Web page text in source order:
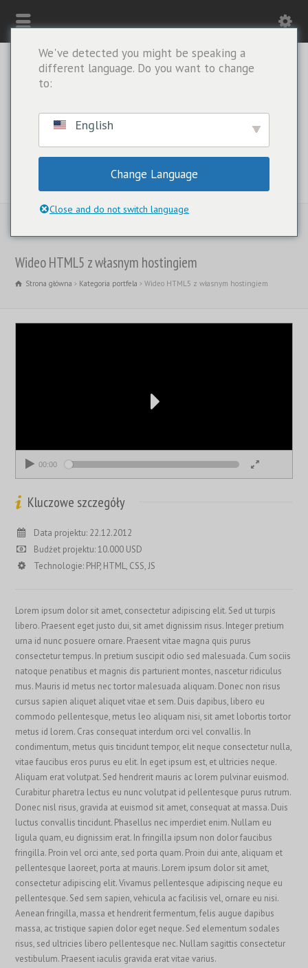
TYLKO WHATSAPP: +1(443) 212-8730
Wideo HTML5 z własnym hostingiem
Strona główna Kategoria portfela Wideo HTML5 z własnym hostingiem
00:00
Kluczowe szczegóły
Data projektu: 22.12.2012
Budżet projektu: 10.000 USD
Technologie: PHP, HTML, CSS, JS
Lorem ipsum dolor sit amet, consectetur adipiscing elit. Sed ut turpis
libero. Praesent eget justo dui, sit amet dignissim risus. Integer pretium
urna id nunc posuere ornare. Praesent vitae magna quis purus
consectetur tempus. In pretium suscipit odio sed malesuada. Cum sociis
natoque penatibus et magnis dis parturient montes, nascetur ridiculus
mus. Mauris id metus nec tortor malesuada aliquam. Donec non risus
cursus sapien aliquet aliquet vitae et sem. Duis dapibus, libero eu
commodo pellentesque, metus leo aliquam nisi, sit amet lobortis tortor
metus id lorem. Cras consequat interdum orci vel convallis. In
condimentum, metus quis tincidunt tempor, elit neque consectetur nulla,
vitae faucibus eros purus eu elit. In eget ipsum est, et ultricies neque.
Aliquam erat volutpat. Sed hendrerit mauris ac lorem pulvinar euismod.
Curabitur pharetra lectus eu nunc volutpat id pellentesque purus rutrum.
Donec nisl risus, gravida at euismod sit amet, consequat at massa. Duis
luctus convallis tincidunt. Phasellus nec imperdiet enim. Nullam eu
ligula quam, eu dignissim erat. In fringilla ipsum non dolor faucibus
fringilla. Proin vel orci ante, sed porta quam. Proin dui ante, aliquam et
pellentesque laoreet, porta at mauris. Lorem ipsum dolor sit amet,
consectetur adipiscing elit. Vivamus pellentesque adipiscing neque eu
pellentesque. Sed sem sapien, vehicula ac facilisis vel, ornare eu nisi.
Aenean fringilla, massa et hendrerit fermentum, felis augue dapibus
massa, ac tristique sapien dolor eget neque. Sed elementum sodales
risus, sed ultricies libero pellentesque nec. Nullam sagittis consectetur
vestibulum. Praesent iaculis gravida erat vitae varius.
We've detected you might be speaking a
different language. Do you want to change
to:
English
Change Language
Close and do not switch language